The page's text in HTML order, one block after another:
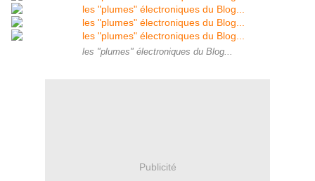
les "plumes" électroniques du Blog...
Publicité